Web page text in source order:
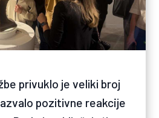
privuklo je veliki broj
pozitivne reakcije